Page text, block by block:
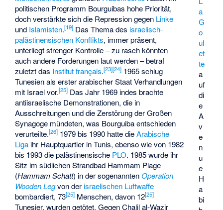
a
G
o
ul
et
te
a
uf
di
e
A
v
e
n
u
e
H
a
bi
politischen Programm Bourguibas hohe Priorität,
doch verstärkte sich die Repression gegen Linke
und Islamisten.[19] Das Thema des israelisch-
palästinensischen Konflikts, immer präsent,
unterliegt strenger Kontrolle – zu rasch könnten
auch andere Forderungen laut werden – betraf
zuletzt das Institut français.[23][24] 1965 schlug
Tunesien als erster arabischer Staat Verhandlungen
mit Israel vor.[25] Das Jahr 1969 indes brachte
antiisraelische Demonstrationen, die in
Ausschreitungen und die Zerstörung der Großen
Synagoge mündeten, was Bourguiba entschieden
verurteilte.[26] 1979 bis 1990 hatte dieArabische
Liga ihr Hauptquartier in Tunis, ebenso wie von 1982
bis 1993 die palästinensische PLO. 1985 wurde ihr
Sitz im südlichen Strandbad Hammam Plage
(Hammam Schatt) in der sogenanntenOperation
Wooden Legvon der israelischen Luftwaffe
bombardiert, 73[25] Menschen, davon 12[25]
Tunesier, wurden getötet. GegenChalil al-Wazir